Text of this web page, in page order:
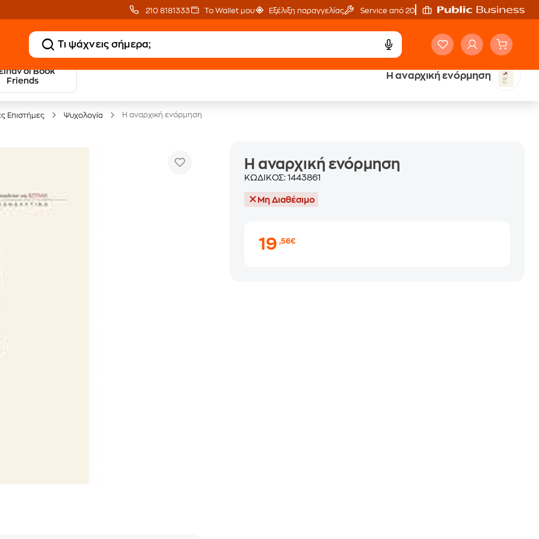
210 8181333 Το Wallet μου Εξέλιξη παραγγελίας Service από 20'
οι Book
Friends
Η αναρχική ενόρμηση
20 € Public επιστροφή
με Snappi
Έλα στον κόσμο
Επιστήμες Ψυχολογία Η αναρχική ενόρμηση
Η αναρχική ενόρμηση
ΚΩΔΙΚΟΣ:1443861
Μη Διαθέσιμο
19,56€